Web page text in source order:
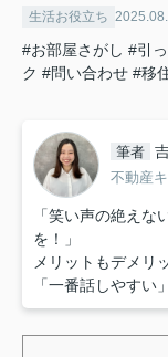
生活お役立ち
#お部屋さがし #引
ク #問い合わせ #移
筆者
不動産
「笑い声の絶えな
を！」
メリットもデメリ
「一番話しやすい